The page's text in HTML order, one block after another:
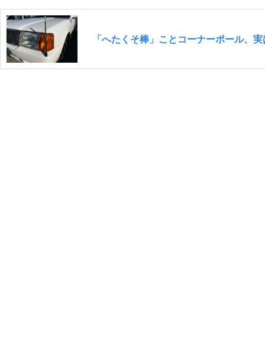
「へたくそ棒」ことコーナーポール、